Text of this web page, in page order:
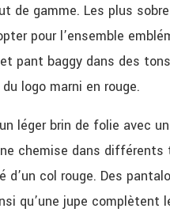
de gamme. Les plus
pour l’ensemble
pant baggy dans des
logo marni en rouge.
léger brin de folie avec
chemise dans
d’un col rouge. Des
qu’une jupe complètent